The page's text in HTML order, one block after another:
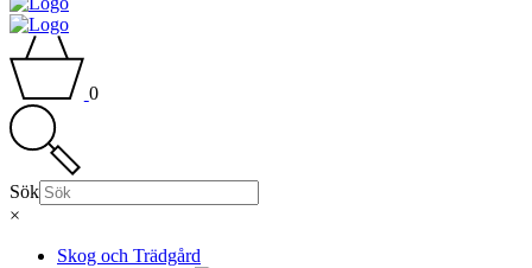
0
Sök
×
Skog och Trädgård